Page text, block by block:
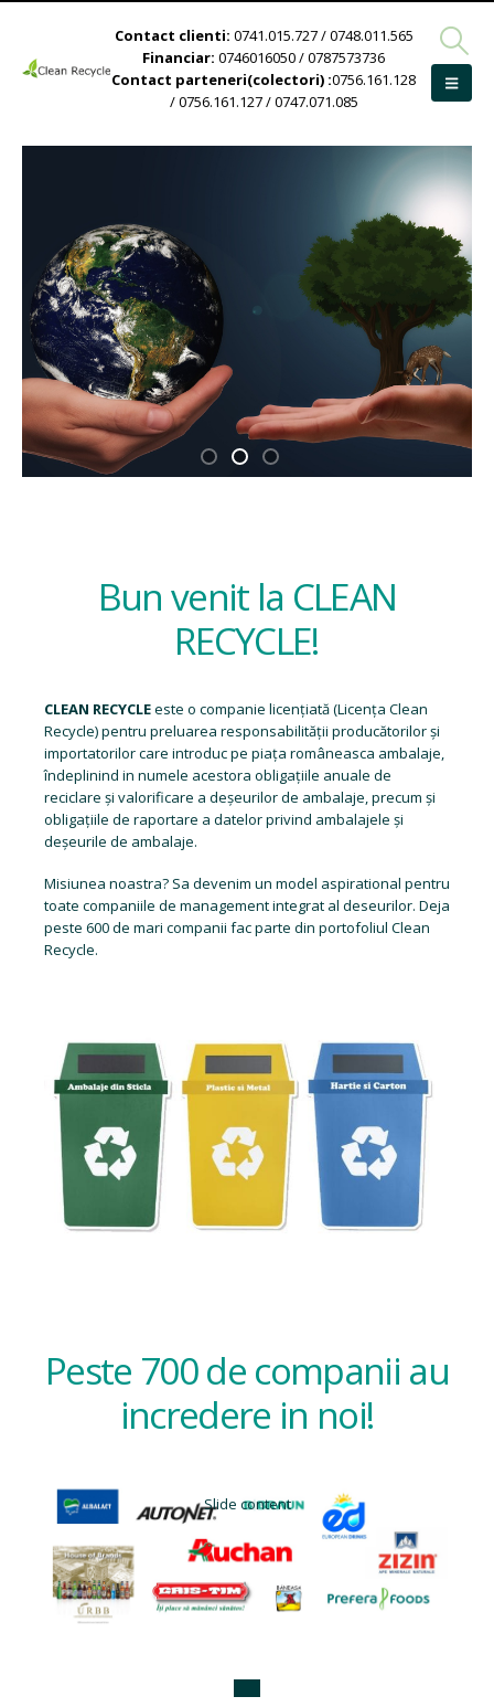
Contact clienti: 0741.015.727 / 0748.011.565
Financiar: 0746016050 / 0787573736
Contact parteneri(colectori) :0756.161.128
/ 0756.161.127 / 0747.071.085
Bun venit la CLEAN
RECYCLE!
CLEAN RECYCLEeste o companie licențiată (Licența Clean
Recycle) pentru preluarea responsabilității producătorilor și
importatorilor care introduc pe piața româneasca ambalaje,
îndeplinind in numele acestora obligațiile anuale de
reciclare și valorificare a deșeurilor de ambalaje, precum și
obligațiile de raportare a datelor privind ambalajele și
deșeurile de ambalaje.
Misiunea noastra? Sa devenim un model aspirational pentru
toate companiile de management integrat al deseurilor. Deja
peste 600 de mari companii fac parte din portofoliul Clean
Recycle.
Peste 700 de companii au
incredere in noi!
Slide content